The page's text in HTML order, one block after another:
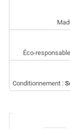
Éco-
Conditionnement :